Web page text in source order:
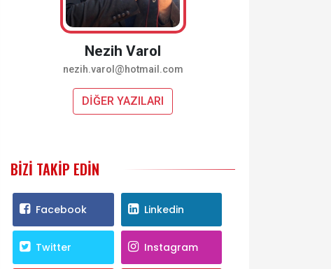
Nezih Varol
nezih.varol@hotmail.com
DİĞER YAZILARI
BIZI TAKIP EDIN
Facebook Linkedin
Twitter Instagram